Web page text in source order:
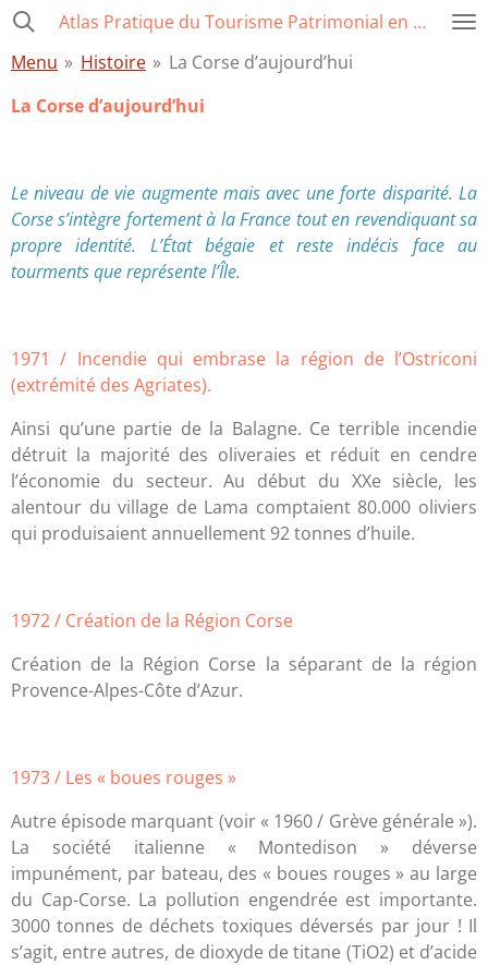
Passer
contenu
principal
Atlas Pratique du Tourisme Patrimonial en Corse
Menu » Histoire » La Corse d’aujourd’hui
La Corse d’aujourd’hui
Le niveau de vie augmente mais avec une forte disparité. La
Corse s’intègre fortement à la France tout en revendiquant sa
propre identité. L’État bégaie et reste indécis face au
tourments que représente l’Île.
1971 / Incendie qui embrase la région de l’Ostriconi
(extrémité des Agriates).
Ainsi qu’une partie de la Balagne. Ce terrible incendie
détruit la majorité des oliveraies et réduit en cendre
l’économie du secteur. Au début du XXe siècle, les
alentour du village de Lama comptaient 80.000 oliviers
qui produisaient annuellement 92 tonnes d’huile.
1972 / Création de la Région Corse
Création de la Région Corse la séparant de la région
Provence-Alpes-Côte d’Azur.
1973 / Les « boues rouges »
Autre épisode marquant (voir « 1960 / Grève générale »).
La société italienne « Montedison » déverse
impunément, par bateau, des « boues rouges » au large
du Cap-Corse. La pollution engendrée est importante.
3000 tonnes de déchets toxiques déversés par jour ! Il
s’agit, entre autres, de dioxyde de titane (TiO2) et d’acide